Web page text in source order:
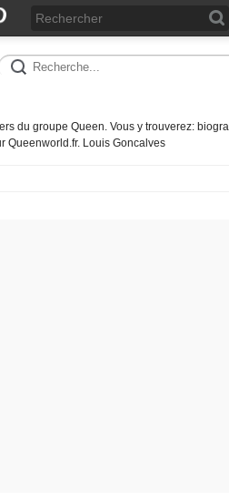
du groupe Queen. Vous y trouverez:
Queenworld.fr. Louis Goncalves